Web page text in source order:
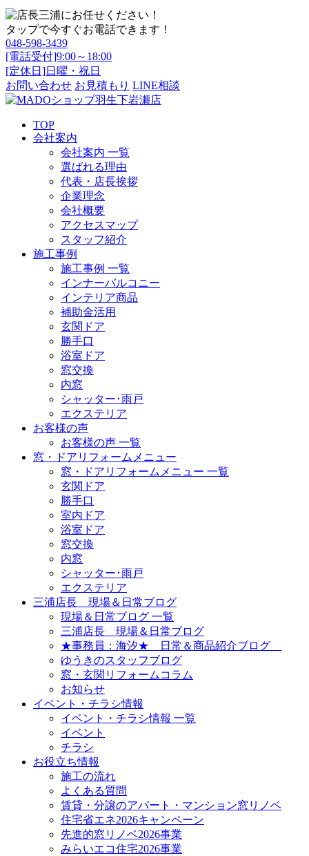
タップで今すぐお電話できます！
048-598-3439
[電話受付]9:00～18:00
[定休日]日曜・祝日
お問い合わせ お見積もり LINE相談
TOP
会社案内
会社案内 一覧
選ばれる理由
代表・店長挨拶
企業理念
会社概要
アクセスマップ
スタッフ紹介
施工事例
施工事例 一覧
インナーバルコニー
インテリア商品
補助金活用
玄関ドア
勝手口
浴室ドア
窓交換
内窓
シャッター･雨戸
エクステリア
お客様の声
お客様の声 一覧
窓・ドアリフォームメニュー
窓・ドアリフォームメニュー 一覧
玄関ドア
勝手口
室内ドア
浴室ドア
窓交換
内窓
シャッター･雨戸
エクステリア
三浦店長 現場＆日常ブログ
現場＆日常ブログ 一覧
三浦店長 現場＆日常ブログ
★事務員：海汐★ 日常＆商品紹介ブログ
ゆうきのスタッフブログ
窓・玄関リフォームコラム
お知らせ
イベント・チラシ情報
イベント・チラシ情報 一覧
イベント
チラシ
お役立ち情報
施工の流れ
よくある質問
賃貸・分譲のアパート・マンション窓リノベ
住宅省エネ2026キャンペーン
先進的窓リノベ2026事業
みらいエコ住宅2026事業